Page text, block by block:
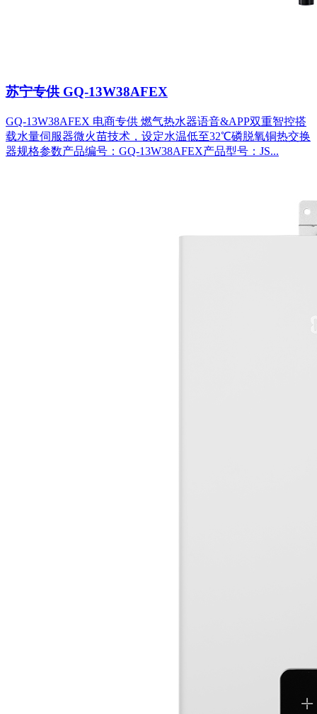
苏宁专供 GQ-13W38AFEX
GQ-13W38AFEX 电商专供 燃气热水器语音&APP双重智控搭
载水量伺服器微火苗技术，设定水温低至32℃磷脱氧铜热交换
器规格参数产品编号：GQ-13W38AFEX产品型号：JS...